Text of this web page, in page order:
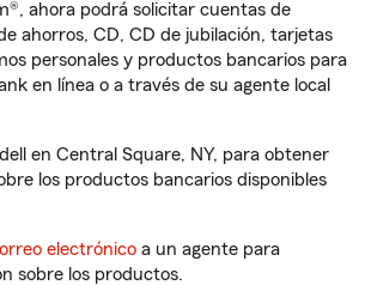
ahora podrá solicitar cuentas de
ahorros, CD, CD de jubilación, tarjetas
personales y productos bancarios para
en línea o a través de su agente local
en Central Square, NY, para obtener
los productos bancarios disponibles
electrónico a un agente para
sobre los productos.